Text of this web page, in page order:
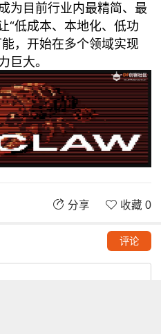
为目前行业内最精简、最
“低成本、本地化、低功
，开始在多个领域实现
巨大。
分享 收藏 0
评论